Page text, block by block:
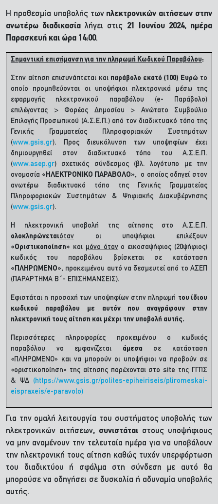
Η προθεσμία υποβολής των ηλεκτρονικών αιτήσεων στην
ανωτέρω διαδικασία λήγει στις 21 Ιουνίου 2024, ημέρα
Παρασκευή και ώρα 14:00.
Σημαντική επισήμανση για την πληρωμή Κωδικού Παραβόλου:
Στην αίτηση επισυνάπτεται και παράβολο εκατό (100) Ευρώ το
οποίο προμηθεύονται οι υποψήφιοι ηλεκτρονικά μέσω της
εφαρμογής ηλεκτρονικού παραβόλου (e- Παράβολο)
επιλέγοντας > Φορέας Δημοσίου > Ανώτατο Συμβούλιο
Επιλογής Προσωπικού (Α.Σ.Ε.Π.) από τον διαδικτυακό τόπο της
Γενικής Γραμματείας Πληροφοριακών Συστημάτων
(www.gsis.gr). Προς διευκόλυνση των υποψηφίων έχει
δημιουργηθεί στον διαδικτυακό τόπο του Α.Σ.Ε.Π.
(www.asep.gr) σχετικός σύνδεσμος (βλ. λογότυπο με την
ονομασία «ΗΛΕΚΤΡΟΝΙΚΟ ΠΑΡΑΒΟΛΟ», ο οποίος οδηγεί στον
ανωτέρω διαδικτυακό τόπο της Γενικής Γραμματείας
Πληροφοριακών Συστημάτων & Ψηφιακής Διακυβέρνησης
(www.gsis.gr).
Η ηλεκτρονική υποβολή της αίτησης στο Α.Σ.Ε.Π.
ολοκληρώνεταιόταν οι υποψήφιοι επιλέξουν
«Οριστικοποίηση» και μόνο ότανο εικοσαψήφιος (20ψήφιος)
κωδικός του παραβόλου βρίσκεται σε κατάσταση
«ΠΛΗΡΩΜΕΝΟ», προκειμένου αυτό να δεσμευτεί από το ΑΣΕΠ
(ΠΑΡΑΡΤΗΜΑ Β΄- ΕΠΙΣΗΜΑΝΣΕΙΣ).
Eφιστάται η προσοχή των υποψηφίων στην πληρωμή του ίδιου
κωδικού παραβόλου με αυτόν που αναγράφουν στην
ηλεκτρονική τους αίτηση και μέχρι την υποβολή αυτής.
Περισσότερες πληροφορίες προκειμένου ο κωδικός
παραβόλου να εμφανίζεται άμεσα σε κατάσταση
«ΠΛΗΡΩΜΕΝΟ» και να μπορούν οι υποψήφιοι να προβούν σε
«οριστικοποίηση» της αίτησης παρέχονται στο site της ΓΓΠΣ
& ΨΔ (https://www.gsis.gr/polites-epiheiriseis/pliromeskai-
eispraxeis/e-paravolo)
Για την ομαλή λειτουργία του συστήματος υποβολής των
ηλεκτρονικών αιτήσεων, συνιστάται στους υποψήφιους
να μην αναμένουν την τελευταία ημέρα για να υποβάλουν
την ηλεκτρονική τους αίτηση καθώς τυχόν υπερφόρτωση
του διαδικτύου ή σφάλμα στη σύνδεση με αυτό θα
μπορούσε να οδηγήσει σε δυσκολία ή αδυναμία υποβολής
αυτής.